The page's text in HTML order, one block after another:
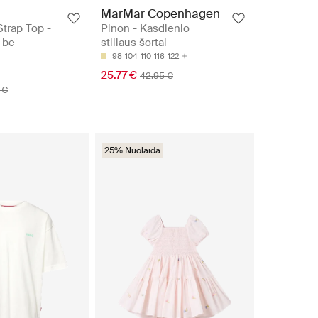
Top -
be
€
MarMar Copenhagen
Pinon - Kasdienio
stiliaus šortai
98 104 110 116 122
25.77 € 42.95 €
25% Nuolaida